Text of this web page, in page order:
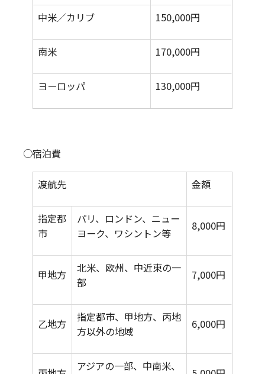
中米／カリブ 150,000円
南米 170,000円
ヨーロッパ 130,000円
○宿泊費
渡航先 金額
指定都
市
パリ、ロンドン、ニュー
ヨーク、ワシントン等
8,000円
甲地方
北米、欧州、中近東の一
部
7,000円
乙地方
指定都市、甲地方、丙地
方以外の地域
6,000円
アジアの一部、中南米、